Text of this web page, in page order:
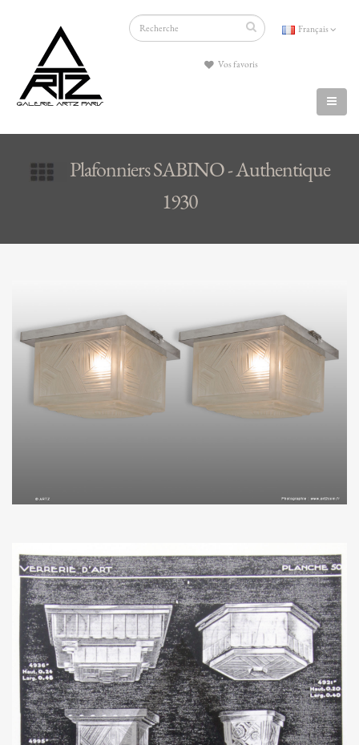
Français
Vos favoris
Plafonniers SABINO - Authentique
1930